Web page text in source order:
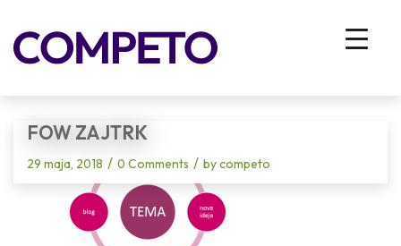
You are here: Home Vhodna stran / Hrana za možgane – FoW zajtrk
/
FOW zajtrk
FOW ZAJTRK
29 maja, 2018 / 0 Comments / bycompeto